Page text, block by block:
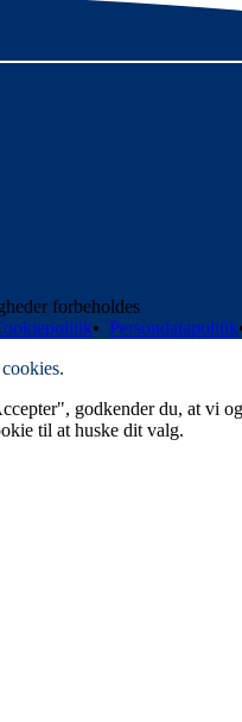
forbeholdes
• Persondatapolitik
godkender du, at vi
til at huske dit valg.